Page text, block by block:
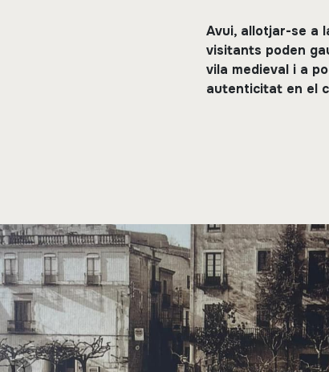
Avui, allotjar-se a
visitants poden
vila medieval i a
autenticitat en el